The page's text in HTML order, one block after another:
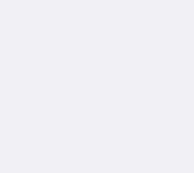
гостей с детской зоной